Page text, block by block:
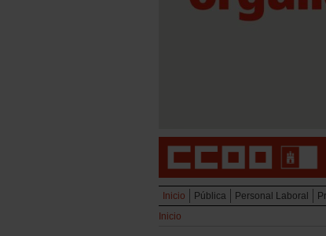
Inicio Pública Personal Laboral
Inicio